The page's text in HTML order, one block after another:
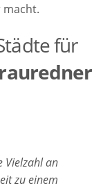
macht.
für
Vielzahl an
zu einem